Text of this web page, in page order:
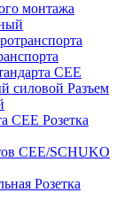
монтажа
CEE
Разъем
Розетка
CEE/SCHUKO
Розетка